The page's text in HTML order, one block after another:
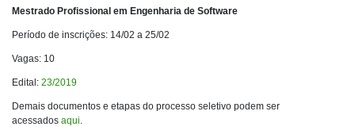
Mestrado Profissional em Engenharia de Software
Período de inscrições: 14/02 a 25/02
Vagas: 10
Edital: 23/2019
Demais documentos e etapas do processo seletivo podem ser
acessados aqui.